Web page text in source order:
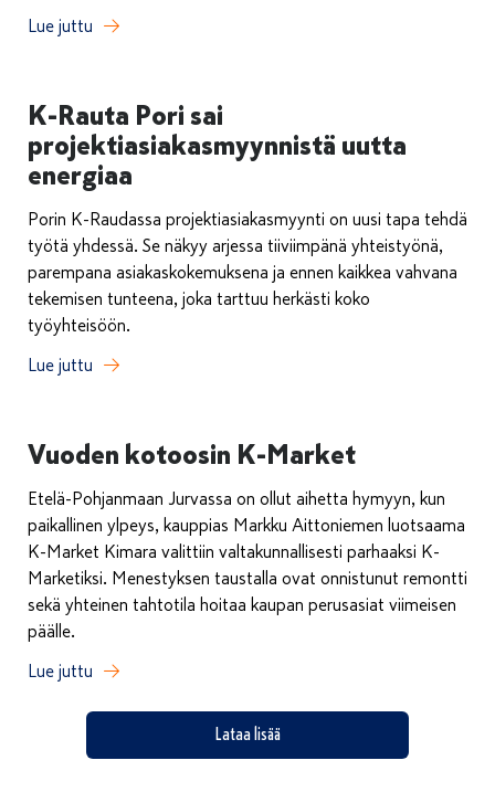
Lue juttu
K-Rauta Pori sai
projektiasiakasmyynnistä uutta
energiaa
Porin K-Raudassa projektiasiakasmyynti on uusi tapa tehdä
työtä yhdessä. Se näkyy arjessa tiiviimpänä yhteistyönä,
parempana asiakaskokemuksena ja ennen kaikkea vahvana
tekemisen tunteena, joka tarttuu herkästi koko
työyhteisöön.
Lue juttu
Vuoden kotoosin K-Market
Etelä-Pohjanmaan Jurvassa on ollut aihetta hymyyn, kun
paikallinen ylpeys, kauppias Markku Aittoniemen luotsaama
K-Market Kimara valittiin valtakunnallisesti parhaaksi K-
Marketiksi. Menestyksen taustalla ovat onnistunut remontti
sekä yhteinen tahtotila hoitaa kaupan perusasiat viimeisen
päälle.
Lue juttu
Lataa lisää